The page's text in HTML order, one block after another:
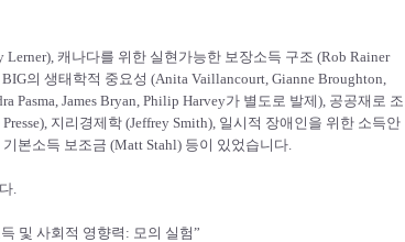
캐나다를 위한 실현가능한 보장소득 구조 (Rob Rainer
의 생태학적 중요성 (Anita Vaillancourt, Gianne Broughton,
Pasma, James Bryan, Philip Harvey가 별도로 발제), 공공재로 조
지리경제학 (Jeffrey Smith), 일시적 장애인을 위한 소득안
본소득 보조금 (Matt Stahl) 등이 있었습니다.
.
및 사회적 영향력: 모의 실험”